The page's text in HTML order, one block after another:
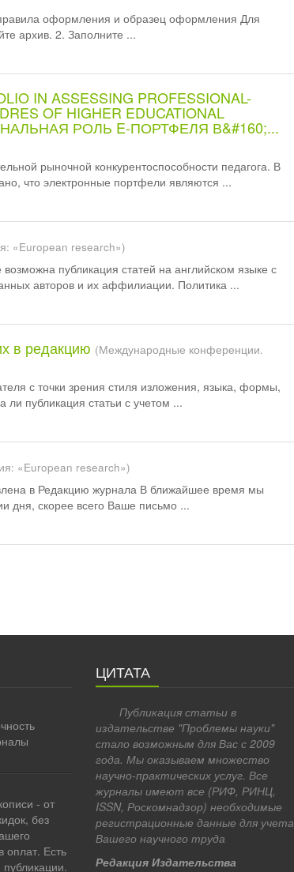
оформления и образец оформления Для
архив. 2. Заполните ...
IN ASSESSING PROFESSIONAL-
OF HIGHER EDUCATIONAL
РОЛЬ E-ПОРТФЕЛЯ В&#160;...
рыночной конкурентоспособности педагога. В
что электронные портфели являются ...
«European research»)
возможна публикация статей на английском языке с
авторов и их аффилиации. Политика ...
в редакцию (Международные конференции.
с точки зрения стиля изложения, языка, формы,
ли публикация статьи с учетом ...
«European research»)
в Редакцию журнала В ближайшее время мы
дня, скорее всего Ваше письмо ...
- от
без
оплат. Есть
ЦИТАТА
Публикация статьи в
издательстве "Проблемы науки"
стало возможным для Вас с 2009
года. Мы оказываем множество
научно-практических услуг. Все
журналы имеют все (РИФ, РИНЦ,
ISSN, Роскомнадзор) необходимые
регистрационные данные для учета
Вашего научного труда
Редакция Издательства